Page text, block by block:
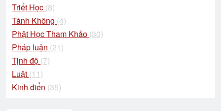
Triết Học (8)
Tánh Không (4)
Phật Học Tham Khảo (30)
Pháp luận (21)
Tịnh độ (7)
Luật (11)
Kinh điển (35)